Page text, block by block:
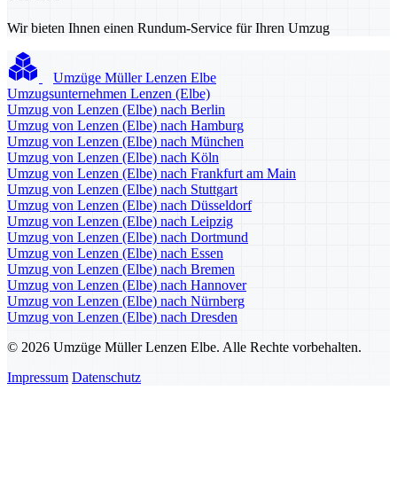
Wir bieten Ihnen einen Rundum-Service für Ihren Umzug
Umzüge Müller Lenzen Elbe
Umzugsunternehmen Lenzen (Elbe)
Umzug von Lenzen (Elbe) nach Berlin
Umzug von Lenzen (Elbe) nach Hamburg
Umzug von Lenzen (Elbe) nach München
Umzug von Lenzen (Elbe) nach Köln
Umzug von Lenzen (Elbe) nach Frankfurt am Main
Umzug von Lenzen (Elbe) nach Stuttgart
Umzug von Lenzen (Elbe) nach Düsseldorf
Umzug von Lenzen (Elbe) nach Leipzig
Umzug von Lenzen (Elbe) nach Dortmund
Umzug von Lenzen (Elbe) nach Essen
Umzug von Lenzen (Elbe) nach Bremen
Umzug von Lenzen (Elbe) nach Hannover
Umzug von Lenzen (Elbe) nach Nürnberg
Umzug von Lenzen (Elbe) nach Dresden
© 2026 Umzüge Müller Lenzen Elbe. Alle Rechte vorbehalten.
Impressum Datenschutz